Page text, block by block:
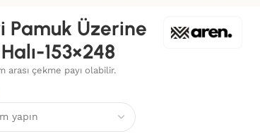
Pamuk Üzerine
153×248
arası çekme payı olabilir.